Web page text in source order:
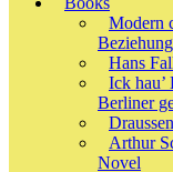
Modern
Beziehung
Hans
Ick hau’
Berliner
Arthur
Novel